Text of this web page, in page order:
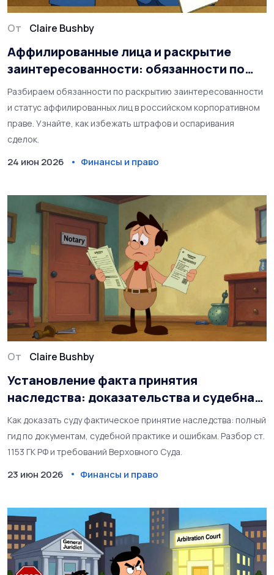
От Claire Bushby
Аффилированные лица и раскрытие
заинтересованности: обязанности по
закону
Разбираем обязанности по раскрытию заинтересованности
и статус аффилированных лиц в российском корпоративном
праве. Узнайте, как избежать штрафов и оспаривания
сделок.
24 июн 2026 Финансы и право
От Claire Bushby
Установление факта принятия
наследства: доказательства и судебная
практика
Как доказать суду фактическое принятие наследства: полный
гид по документам, судебной практике и ошибкам. Разбор ст.
1153 ГК РФ и требований Верховного Суда.
23 июн 2026 Финансы и право